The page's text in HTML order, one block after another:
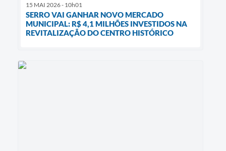
15 MAI 2026 - 10h01
SERRO VAI GANHAR NOVO MERCADO
MUNICIPAL: R$ 4,1 MILHÕES INVESTIDOS NA
REVITALIZAÇÃO DO CENTRO HISTÓRICO